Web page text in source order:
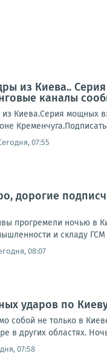
из Киева..
каналы
из Киева.Серия мощных
07:55
дорогие
прогремели ночью в
и складу
08:07
ударов по
собой не только в
в других областях.
07:58